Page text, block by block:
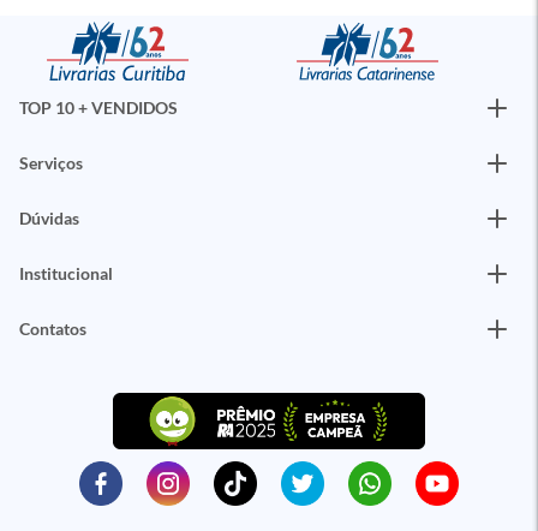
TOP 10 + VENDIDOS
Serviços
Dúvidas
Institucional
Contatos